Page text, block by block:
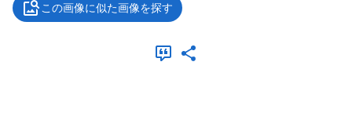
この画像に似た画像を探す